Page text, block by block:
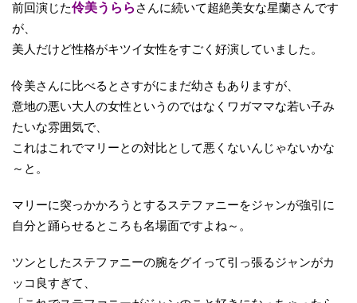
前回演じた伶美うらら さんに続いて超絶美女な星蘭さんです
が、
美人だけど性格がキツイ女性をすごく好演していました。
伶美さんに比べるとさすがにまだ幼さもありますが、
意地の悪い大人の女性というのではなくワガママな若い子み
たいな雰囲気で、
これはこれでマリーとの対比として悪くないんじゃないかな
～と。
マリーに突っかかろうとするステファニーをジャンが強引に
自分と踊らせるところも名場面ですよね～。
ツンとしたステファニーの腕をグイって引っ張るジャンがカ
ッコ良すぎて、